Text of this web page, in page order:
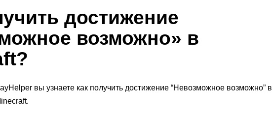
достижение
возможно» в
вы узнаете как получить достижение “Невозможное возможно” в